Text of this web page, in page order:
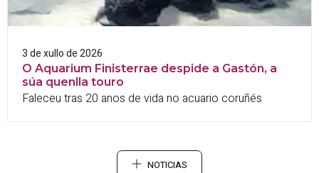
3 de xullo de 2026
O Aquarium Finisterrae despide a Gastón, a
súa quenlla touro
Faleceu tras 20 anos de vida no acuario coruñés
NOTICIAS